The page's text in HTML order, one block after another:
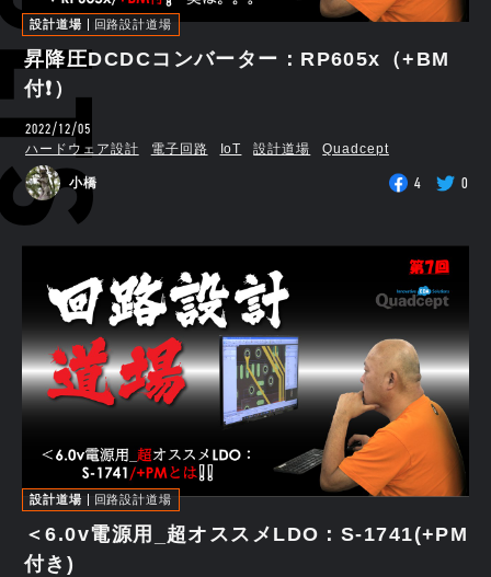
設計道場 回路設計道場
昇降圧DCDCコンバーター：RP605x（+BM
付❗）
2022/12/05
ハードウェア設計 電子回路 IoT 設計道場 Quadcept
小橋 4 0
設計道場 回路設計道場
＜6.0v電源用_超オススメLDO：S-1741(+PM
付き)